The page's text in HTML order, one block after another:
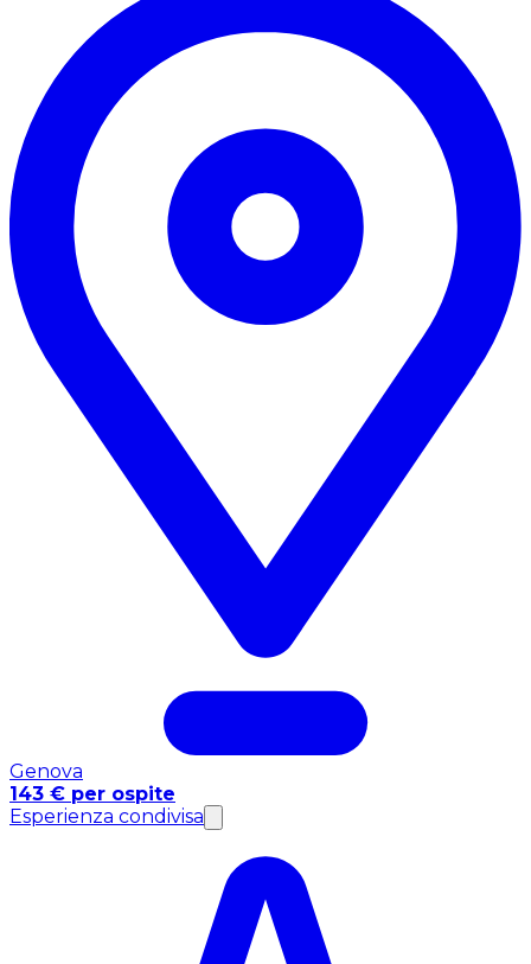
Genova
143 € per ospite
Esperienza condivisa